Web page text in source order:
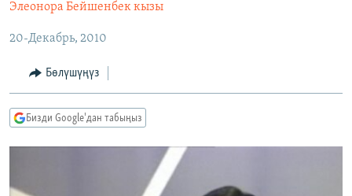
ЭКОНОМИКА
МАДАНИЯТ
БОРБОР АЗИЯ
АТАЙЫН ИЛИКТӨӨ
ТВ ПРОГРАММАЛАР
БҮГҮН АЗАТТЫКТА
БИЗ ЖАНА ДҮЙНӨ
ПОДКАСТ
ӨЗГӨЧӨ ПИКИР
Элеонора Бейшенбек кызы
20-Декабрь, 2010
Бөлүшүңүз
Бизди Google'дан табыңыз